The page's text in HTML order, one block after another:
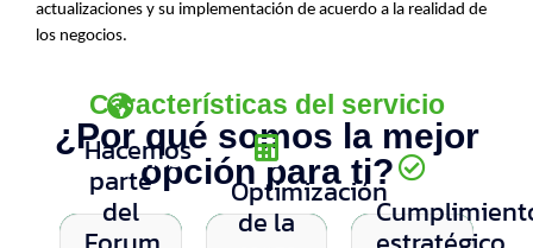
actualizaciones y su implementación de acuerdo a la realidad de
los negocios.
Características del servicio
¿Por qué somos la mejor
opción para ti?
Hacemos
parte
del
Hacemos
parte
del
Optimización
de la
Optimización
de la
Cumplimiento